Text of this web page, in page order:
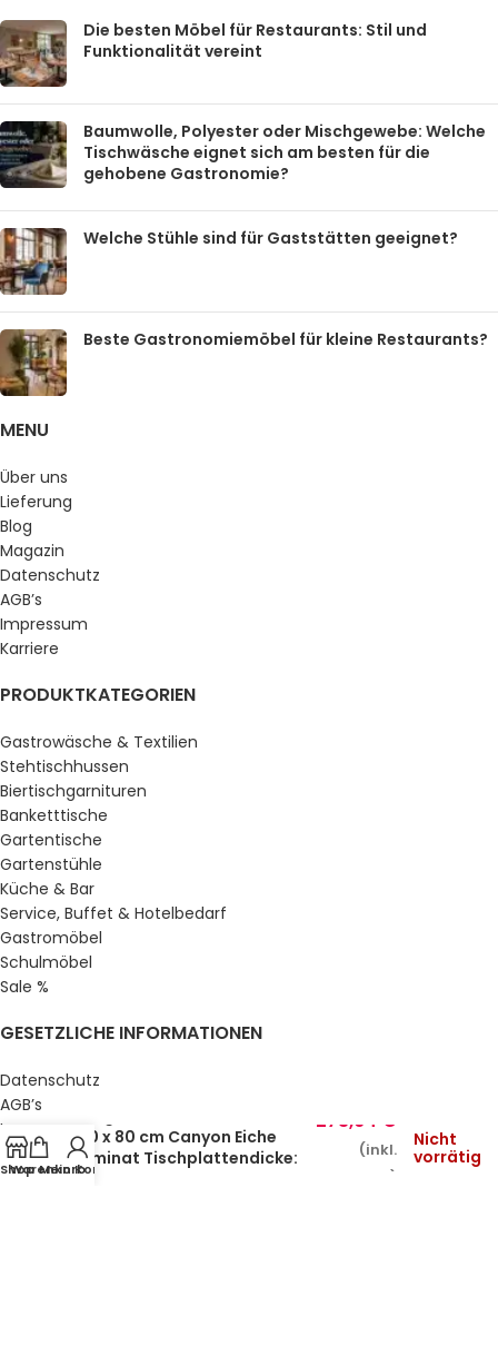
Die besten Möbel für Restaurants: Stil und
Funktionalität vereint
Baumwolle, Polyester oder Mischgewebe: Welche
Tischwäsche eignet sich am besten für die
gehobene Gastronomie?
Welche Stühle sind für Gaststätten geeignet?
Beste Gastronomiemöbel für kleine Restaurants?
MENU
Über uns
Lieferung
Blog
Magazin
Datenschutz
AGB’s
Impressum
Karriere
PRODUKTKATEGORIEN
Gastrowäsche & Textilien
Stehtischhussen
Biertischgarnituren
Banketttische
Gartentische
Gartenstühle
Küche & Bar
Service, Buffet & Hotelbedarf
Gastromöbel
Schulmöbel
Sale %
GESETZLICHE INFORMATIONEN
Datenschutz
AGB’s
Impressum
Sitemap
Über uns
Shop
Warenkorb
Mein Konto
120 x 80 cm Canyon Eiche
Laminat Tischplattendicke:
28 mm
273,64 €
(inkl.
MwSt.)
Nicht
vorrätig